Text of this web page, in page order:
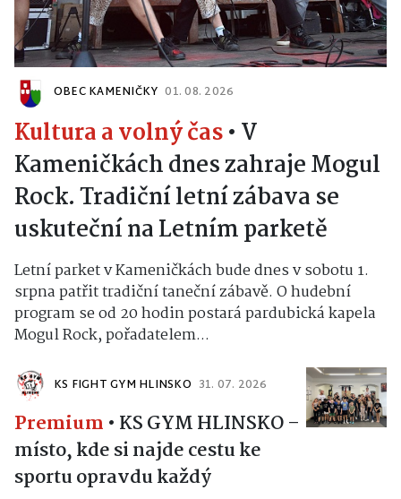
OBEC KAMENIČKY 01. 08. 2026
Kultura a volný čas• V
Kameničkách dnes zahraje Mogul
Rock. Tradiční letní zábava se
uskuteční na Letním parketě
Letní parket v Kameničkách bude dnes v sobotu 1.
srpna patřit tradiční taneční zábavě. O hudební
program se od 20 hodin postará pardubická kapela
Mogul Rock, pořadatelem...
KS FIGHT GYM HLINSKO 31. 07. 2026
Premium • KS GYM HLINSKO –
místo, kde si najde cestu ke
sportu opravdu každý